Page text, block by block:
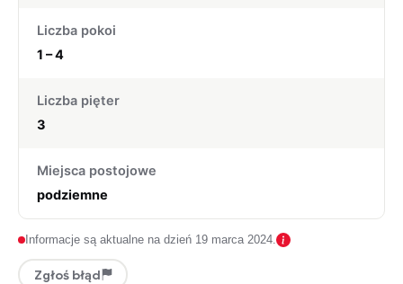
Liczba pokoi
1 – 4
Liczba pięter
3
Miejsca postojowe
podziemne
Informacje są aktualne na dzień 19 marca 2024.
Zgłoś błąd